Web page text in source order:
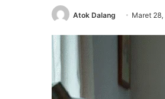
Atok Dalang Maret